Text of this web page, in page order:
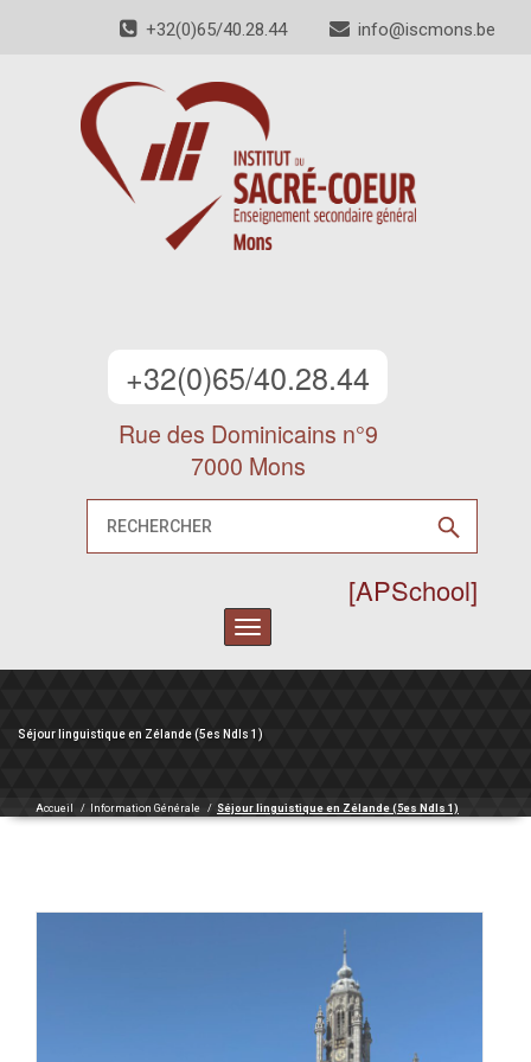
+32(0)65/40.28.44 info@iscmons.be
+32(0)65/40.28.44
Rue des Dominicains n°9
7000 Mons
[APSchool]
Toggle
navigation
Séjour linguistique en Zélande (5es Ndls 1)
Accueil / Information Générale / Séjour linguistique en Zélande (5es Ndls 1)